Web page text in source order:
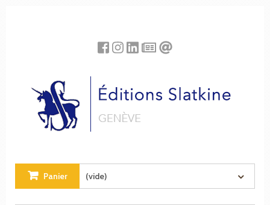
Panier (vide)